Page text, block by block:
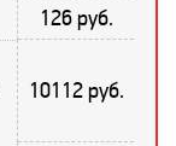
126 руб.
10112 руб.